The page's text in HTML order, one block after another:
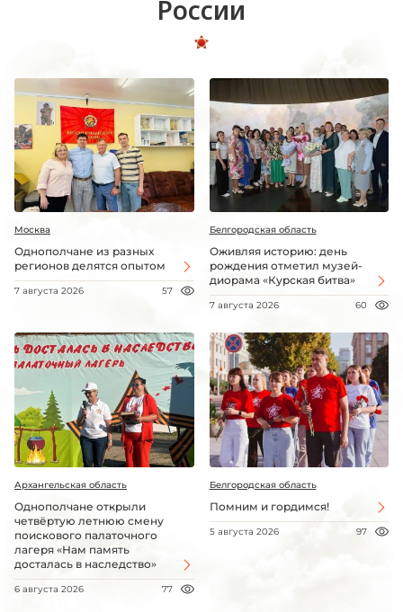
России
Москва
Однополчане из разных
регионов делятся опытом
7 августа 2026 57
Белгородская область
Оживляя историю: день
рождения отметил музей-
диорама «Курская битва»
7 августа 2026 60
Архангельская область
Однополчане открыли
четвёртую летнюю смену
поискового палаточного
лагеря «Нам память
досталась в наследство»
6 августа 2026 77
Белгородская область
Помним и гордимся!
5 августа 2026 97